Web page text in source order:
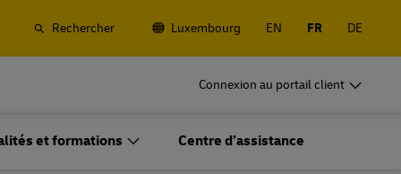
Rechercher Luxembourg EN FR DE
Connexion au portail client
et de
Frequent Shippers
découvrez les avantages de l'ouverture d'un
et formations Centre d’assistance